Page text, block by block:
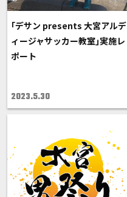
｢デサン presents 大宮アルデ
ィージャサッカー教室｣実施レ
ポート
2023.5.30